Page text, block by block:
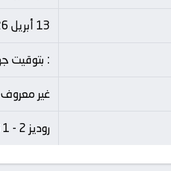
13 أبريل 2026
: بتوقيت
غير معروف
روديز 2 - 1 تروا